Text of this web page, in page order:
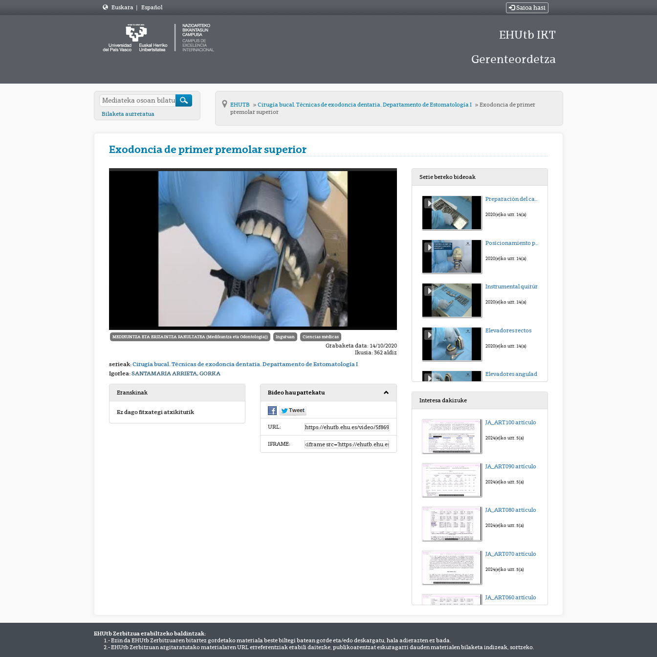
Euskara | Español Saioa hasi
EHUtb IKT
Gerenteordetza
Bilaketa aurreratua
EHUTB Cirugía bucal. Técnicas de exodoncia dentaria. Departamento de Estomatología I
Exodoncia de primer
premolar superior
Exodoncia de primer premolar superior
MEDIKUNTZA ETA ERIZAINTZA FAKULTATEA (Medikuntza eta Odontologia)) Inguruan Ciencias médicas
Grabaketa data: 14/10/2020
Ikusia: 362 aldiz
serieak:Cirugía bucal. Técnicas de exodoncia dentaria. Departamento de Estomatología I
Igorlea:SANTAMARIA ARRIETA, GORKA
Eranskinak
Ez dago fitxategi atxikiturik
Bideo hau partekatu
URL:
IFRAME:
Serie bereko bideoak
Preparación del campo quirúrgico
2020(e)ko urr. 14(a)
Posicionamiento para la exodoncia dentaria
2020(e)ko urr. 14(a)
Instrumental quirúrgico para la exodoncia.
2020(e)ko urr. 14(a)
Elevadores rectos
2020(e)ko urr. 14(a)
Elevadores angulados de Winter
Interesa dakizuke
JA_ART100 artículo para regresión multilineal_sub_eus
2024(e)ko urr. 5(a)
2024(e)ko urr. 5(a)
JA_ART080 artículo para Kruskal-Wallis_sub_eus
2024(e)ko urr. 5(a)
2024(e)ko urr. 5(a)
JA_ART060 artículo para ANOVA independiente_sub_eus
EHUtb Zerbitzua erabiltzeko baldintzak:
1.- Ezin da EHUtb Zerbitzuaren bitartez gordetako materiala beste biltegi batean gorde eta/edo deskargatu, hala adierazten ez bada.
2.- EHUtb Zerbitzuan argitaratutako materialaren URL erreferentziak erabili daitezke, publikoarentzat eskuragarri dauden materialen bilaketa indizeak, sortzeko.